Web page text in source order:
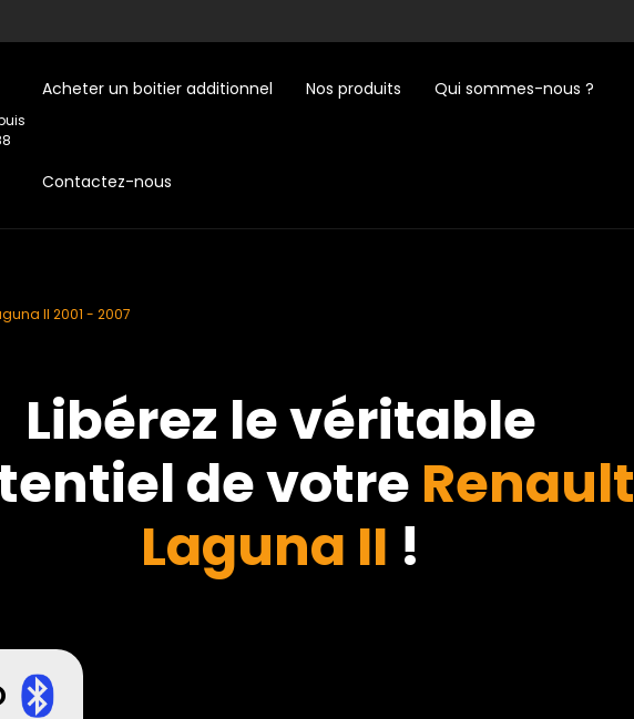
Acheter un boitier additionnel Nos produits Qui sommes-nous ?
Contactez-nous
II 2001 - 2007
Libérez le véritable
de votre Renault
Laguna II !